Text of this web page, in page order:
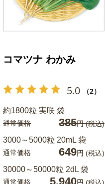
コマツナ わかみ
5.0 （2）
約1800粒 実咲 袋
通常価格 385円(税込)
3000～5000粒 20mL 袋
通常価格 649円 (税込)
30000～50000粒 2dL 袋
通常価格 5,940